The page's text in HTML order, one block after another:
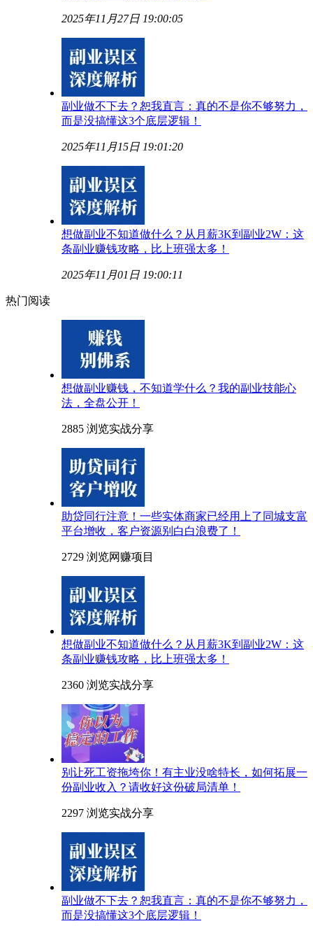
2025年11月27日 19:00:05
副业做不下去？恕我直言：真的不是你不够努力，
而是没搞懂这3个底层逻辑！
2025年11月15日 19:01:20
想做副业不知道做什么？从月薪3K到副业2W：这
条副业赚钱攻略，比上班强太多！
2025年11月01日 19:00:11
热门阅读
想做副业赚钱，不知道学什么？我的副业技能心
法，全盘公开！
2885 浏览实战分享
助贷同行注意！一些实体商家已经用上了同城支富
平台增收，客户资源别白白浪费了！
2729 浏览网赚项目
想做副业不知道做什么？从月薪3K到副业2W：这
条副业赚钱攻略，比上班强太多！
2360 浏览实战分享
别让死工资拖垮你！有主业没啥特长，如何拓展一
份副业收入？请收好这份破局清单！
2297 浏览实战分享
副业做不下去？恕我直言：真的不是你不够努力，
而是没搞懂这3个底层逻辑！